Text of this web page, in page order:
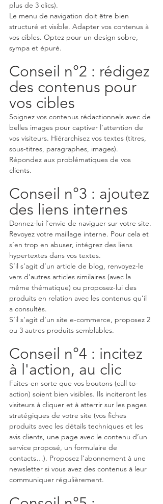
plus de 3 clics).
Le menu de navigation doit être bien
structuré et visible. Adapter vos contenus à
vos cibles. Optez pour un design sobre,
sympa et épuré.
Conseil n°2 : rédigez
des contenus pour
vos cibles
Soignez vos contenus rédactionnels avec de
belles images pour captiver l’attention de
vos visiteurs. Hiérarchisez vos textes (titres,
sous-titres, paragraphes, images).
Répondez aux problématiques de vos
clients.
Conseil n°3 : ajoutez
des liens internes
Donnez-lui l’envie de naviguer sur votre site.
Revoyez votre maillage interne. Pour cela et
s’en trop en abuser, intégrez des liens
hypertextes dans vos textes.
S’il s’agit d’un article de blog, renvoyez-le
vers d’autres articles similaires (avec la
même thématique) ou proposez-lui des
produits en relation avec les contenus qu’il
a consultés.
S’il s’agit d’un site e-commerce, proposez 2
ou 3 autres produits semblables.
Conseil n°4 : incitez
à l'action, au clic
Faites-en sorte que vos boutons (call to-
action) soient bien visibles. Ils inciteront les
visiteurs à cliquer et à atterrir sur les pages
stratégiques de votre site (vos fiches
produits avec les détails techniques et les
avis clients, une page avec le contenu d’un
service proposé, un formulaire de
contacts…). Proposez l’abonnement à une
newsletter si vous avez des contenus à leur
communiquer régulièrement.